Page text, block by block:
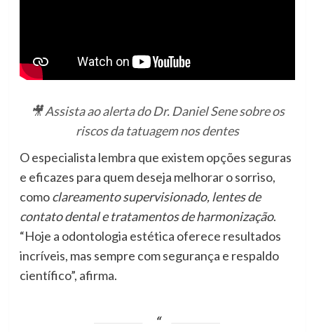
🎥 Assista ao alerta do Dr. Daniel Sene sobre os
riscos da tatuagem nos dentes
O especialista lembra que existem opções seguras
e eficazes para quem deseja melhorar o sorriso,
comoclareamento supervisionado, lentes de
contato dental e tratamentos de harmonização.
“Hoje a odontologia estética oferece resultados
incríveis, mas sempre com segurança e respaldo
científico”, afirma.